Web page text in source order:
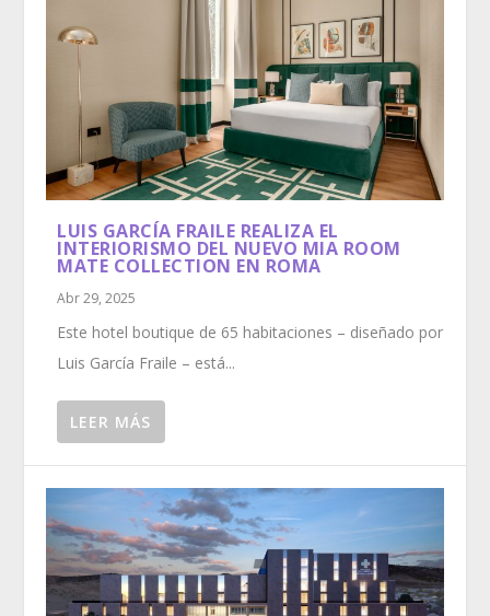
LUIS GARCÍA FRAILE REALIZA EL
INTERIORISMO DEL NUEVO MIA ROOM
MATE COLLECTION EN ROMA
Abr 29, 2025
Este hotel boutique de 65 habitaciones – diseñado por
Luis García Fraile – está...
LEER MÁS